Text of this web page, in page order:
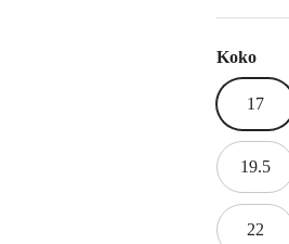
Koko
17
19.5
22